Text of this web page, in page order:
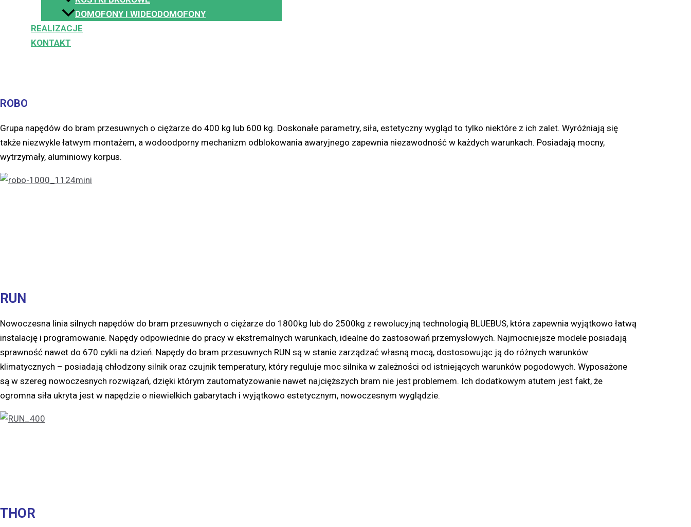
DOMOFONY I WIDEODOMOFONY
REALIZACJE
KONTAKT
ROBO
Grupa napędów do bram przesuwnych o ciężarze do 400 kg lub 600 kg. Doskonałe parametry, siła, estetyczny wygląd to tylko niektóre z ich zalet. Wyróżniają się
także niezwykle łatwym montażem, a wodoodporny mechanizm odblokowania awaryjnego zapewnia niezawodność w każdych warunkach. Posiadają mocny,
wytrzymały, aluminiowy korpus.
RUN
Nowoczesna linia silnych napędów do bram przesuwnych o ciężarze do 1800kg lub do 2500kg z rewolucyjną technologią BLUEBUS, która zapewnia wyjątkowo łatwą
instalację i programowanie. Napędy odpowiednie do pracy w ekstremalnych warunkach, idealne do zastosowań przemysłowych. Najmocniejsze modele posiadają
sprawność nawet do 670 cykli na dzień. Napędy do bram przesuwnych RUN są w stanie zarządzać własną mocą, dostosowując ją do różnych warunków
klimatycznych – posiadają chłodzony silnik oraz czujnik temperatury, który reguluje moc silnika w zależności od istniejących warunków pogodowych. Wyposażone
są w szereg nowoczesnych rozwiązań, dzięki którym zautomatyzowanie nawet najcięższych bram nie jest problemem. Ich dodatkowym atutem jest fakt, że
ogromna siła ukryta jest w napędzie o niewielkich gabarytach i wyjątkowo estetycznym, nowoczesnym wyglądzie.
THOR